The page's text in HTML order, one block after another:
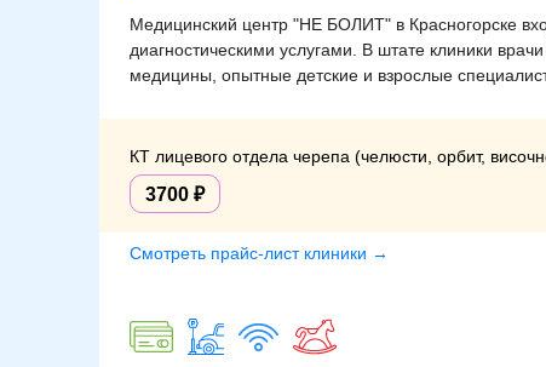
Медицинский центр "НЕ БОЛИТ" в Красногорске
диагностическими услугами. В штате клиники
медицины, опытные детские и взрослые
КТ лицевого отдела черепа (челюсти, орбит,
3700
Смотреть прайс-лист клиники →